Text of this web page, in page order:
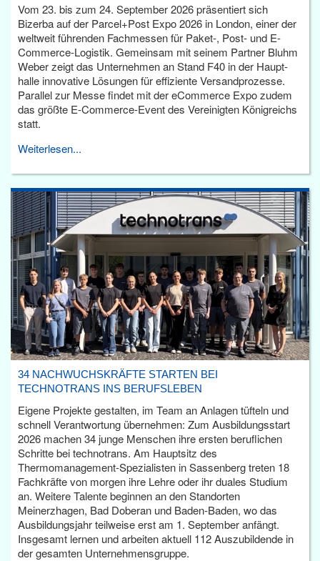
Vom 23. bis zum 24. September 2026 präsentiert sich
Bizerba auf der Parcel+Post Expo 2026 in London, einer der
weltweit führenden Fachmessen für Paket-, Post- und E-
Commerce-Logistik. Gemeinsam mit seinem Partner Bluhm
Weber zeigt das Unternehmen an Stand F40 in der Haupt­
halle innovative Lösungen für effiziente Versandprozesse.
Parallel zur Messe findet mit der eCommerce Expo zudem
das größte E-Commerce-Event des Vereinigten Königreichs
statt.
Weiterlesen...
34 NACHWUCHSKRÄFTE STARTEN BEI
TECHNOTRANS INS BERUFSLEBEN
Eigene Projekte gestalten, im Team an Anlagen tüfteln und
schnell Verantwortung übernehmen: Zum Ausbildungsstart
2026 machen 34 junge Menschen ihre ersten beruflichen
Schritte bei technotrans. Am Hauptsitz des
Thermomanagement-Spezialisten in Sassenberg treten 18
Fachkräfte von morgen ihre Lehre oder ihr duales Studium
an. Weitere Talente beginnen an den Standorten
Meinerzhagen, Bad Doberan und Baden-Baden, wo das
Ausbildungsjahr teilweise erst am 1. September anfängt.
Insgesamt lernen und arbeiten aktuell 112 Auszubildende in
der gesamten Unternehmensgruppe.